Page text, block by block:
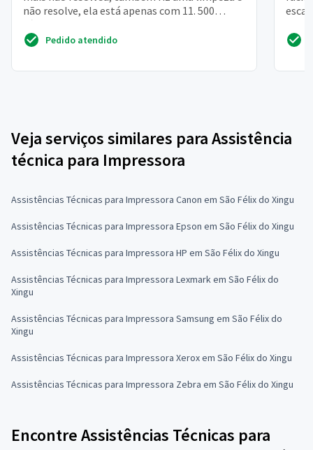
não resolve, ela está apenas com 11. 500
cópias, acredito ...
Pedido atendido
Veja serviços similares para Assistência
técnica para Impressora
Assistências Técnicas para Impressora Canon em São Félix do Xingu
Assistências Técnicas para Impressora Epson em São Félix do Xingu
Assistências Técnicas para Impressora HP em São Félix do Xingu
Assistências Técnicas para Impressora Lexmark em São Félix do
Xingu
Assistências Técnicas para Impressora Samsung em São Félix do
Xingu
Assistências Técnicas para Impressora Xerox em São Félix do Xingu
Assistências Técnicas para Impressora Zebra em São Félix do Xingu
Encontre Assistências Técnicas para